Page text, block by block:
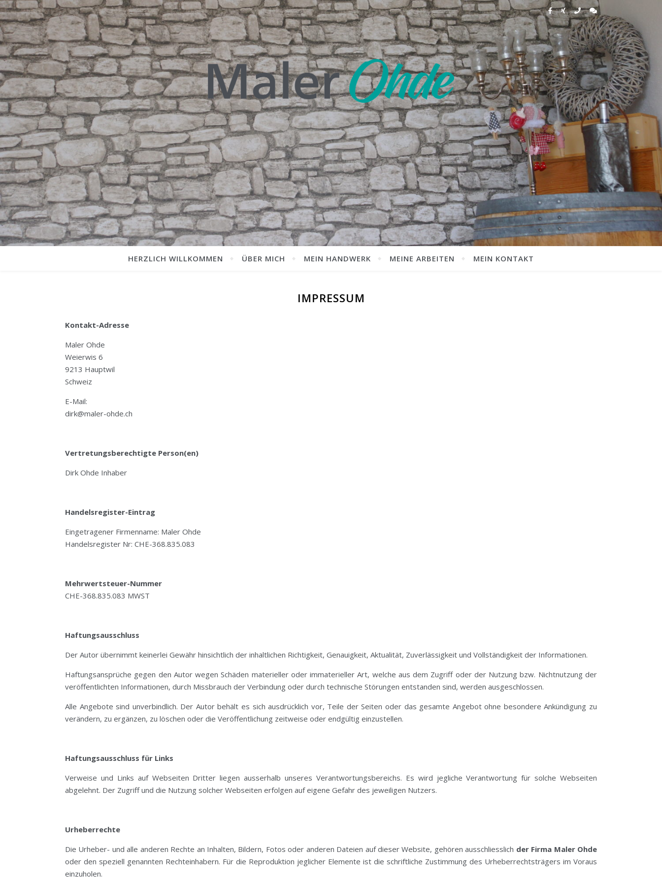
HERZLICH WILLKOMMEN ÜBER MICH MEIN HANDWERK MEINE ARBEITEN MEIN KONTAKT
IMPRESSUM
Kontakt-Adresse
Maler Ohde
Weierwis 6
9213 Hauptwil
Schweiz
E-Mail:
dirk@maler-ohde.ch
Vertretungsberechtigte Person(en)
Dirk Ohde Inhaber
Handelsregister-Eintrag
Eingetragener Firmenname: Maler Ohde
Handelsregister Nr: CHE-368.835.083
Mehrwertsteuer-Nummer
CHE-368.835.083 MWST
Haftungsausschluss
Der Autor übernimmt keinerlei Gewähr hinsichtlich der inhaltlichen Richtigkeit, Genauigkeit, Aktualität, Zuverlässigkeit und Vollständigkeit der Informationen.
Haftungsansprüche gegen den Autor wegen Schäden materieller oder immaterieller Art, welche aus dem Zugriff oder der Nutzung bzw. Nichtnutzung der
veröffentlichten Informationen, durch Missbrauch der Verbindung oder durch technische Störungen entstanden sind, werden ausgeschlossen.
Alle Angebote sind unverbindlich. Der Autor behält es sich ausdrücklich vor, Teile der Seiten oder das gesamte Angebot ohne besondere Ankündigung zu
verändern, zu ergänzen, zu löschen oder die Veröffentlichung zeitweise oder endgültig einzustellen.
Haftungsausschluss für Links
Verweise und Links auf Webseiten Dritter liegen ausserhalb unseres Verantwortungsbereichs. Es wird jegliche Verantwortung für solche Webseiten
abgelehnt. Der Zugriff und die Nutzung solcher Webseiten erfolgen auf eigene Gefahr des jeweiligen Nutzers.
Urheberrechte
Die Urheber- und alle anderen Rechte an Inhalten, Bildern, Fotos oder anderen Dateien auf dieser Website, gehören ausschliesslich der Firma Maler Ohde
oder den speziell genannten Rechteinhabern. Für die Reproduktion jeglicher Elemente ist die schriftliche Zustimmung des Urheberrechtsträgers im Voraus
einzuholen.